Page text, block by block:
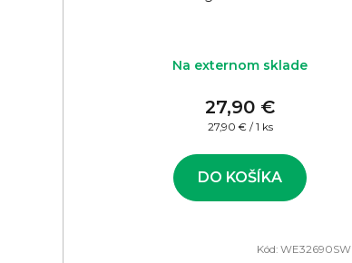
Na externom sklade
27,90 €
Jednotková
27,90 € / 1 ks
DO KOŠÍKA
Kód: WE32690SW